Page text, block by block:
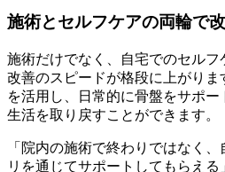
施術とセルフケアの両輪で
施術だけでなく、自宅でのセルフ
改善のスピードが格段に上がりま
を活用し、日常的に骨盤をサポ
生活を取り戻すことができます。
「院内の施術で終わりではなく
リを通じてサポートしてもらえ